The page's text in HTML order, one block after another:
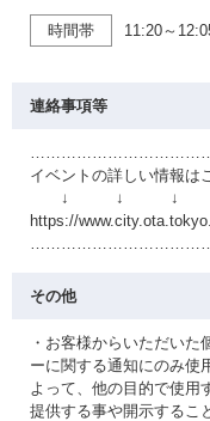
時間帯 11:20～
連絡事項等
イベントの詳しい情報は
↓ ↓ ↓
https://
その他
・お客様からいただい
ーに関する通知にのみ使
よって、他の目的で使用
提供する事や開示するこ